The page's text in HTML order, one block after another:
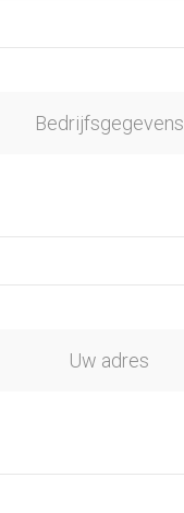
Bedrijfsgegevens
Uw adres